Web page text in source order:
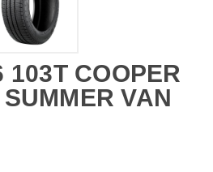
103T COOPER
VAN